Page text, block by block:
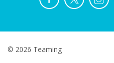
© 2026 Teaming